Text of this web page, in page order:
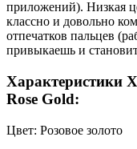
приложений). Низкая
классно и довольно
отпечатков пальцев
привыкаешь и
Характеристики
Rose Gold:
Цвет: Розовое золото